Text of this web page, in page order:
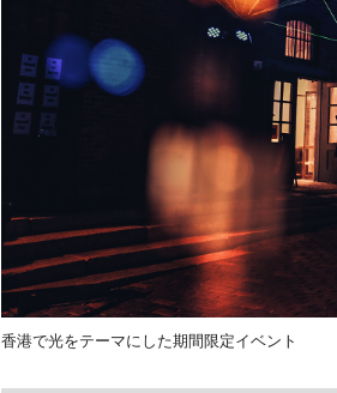
香港で光をテーマにした期間限定イベント